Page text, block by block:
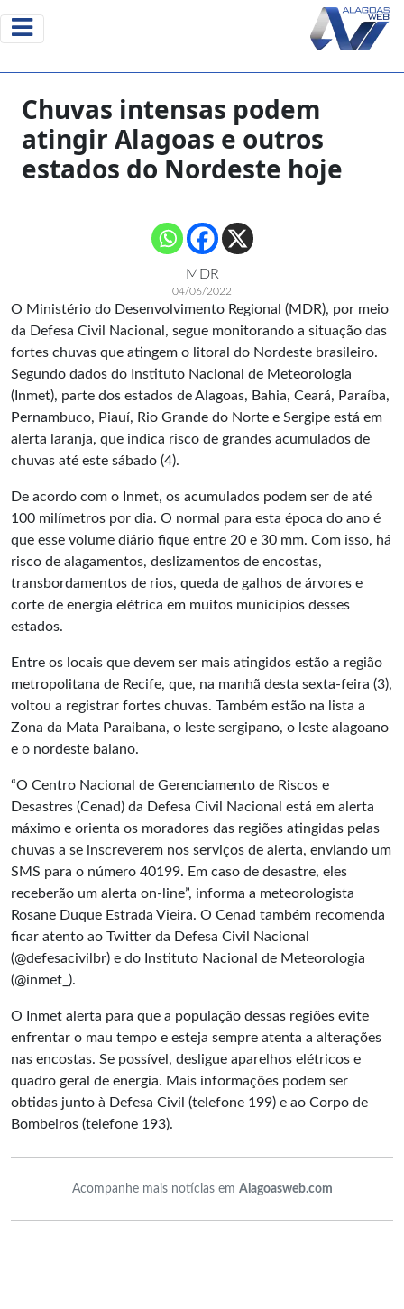
Chuvas intensas podem
atingir Alagoas e outros
estados do Nordeste hoje
MDR
04/06/2022
O Ministério do Desenvolvimento Regional (MDR), por meio
da Defesa Civil Nacional, segue monitorando a situação das
fortes chuvas que atingem o litoral do Nordeste brasileiro.
Segundo dados do Instituto Nacional de Meteorologia
(Inmet), parte dos estados de Alagoas, Bahia, Ceará, Paraíba,
Pernambuco, Piauí, Rio Grande do Norte e Sergipe está em
alerta laranja, que indica risco de grandes acumulados de
chuvas até este sábado (4).
De acordo com o Inmet, os acumulados podem ser de até
100 milímetros por dia. O normal para esta época do ano é
que esse volume diário fique entre 20 e 30 mm. Com isso, há
risco de alagamentos, deslizamentos de encostas,
transbordamentos de rios, queda de galhos de árvores e
corte de energia elétrica em muitos municípios desses
estados.
Entre os locais que devem ser mais atingidos estão a região
metropolitana de Recife, que, na manhã desta sexta-feira (3),
voltou a registrar fortes chuvas. Também estão na lista a
Zona da Mata Paraibana, o leste sergipano, o leste alagoano
e o nordeste baiano.
“O Centro Nacional de Gerenciamento de Riscos e
Desastres (Cenad) da Defesa Civil Nacional está em alerta
máximo e orienta os moradores das regiões atingidas pelas
chuvas a se inscreverem nos serviços de alerta, enviando um
SMS para o número 40199. Em caso de desastre, eles
receberão um alerta on-line”, informa a meteorologista
Rosane Duque Estrada Vieira. O Cenad também recomenda
ficar atento ao Twitter da Defesa Civil Nacional
(@defesacivilbr) e do Instituto Nacional de Meteorologia
(@inmet_).
O Inmet alerta para que a população dessas regiões evite
enfrentar o mau tempo e esteja sempre atenta a alterações
nas encostas. Se possível, desligue aparelhos elétricos e
quadro geral de energia. Mais informações podem ser
obtidas junto à Defesa Civil (telefone 199) e ao Corpo de
Bombeiros (telefone 193).
Acompanhe mais notícias em Alagoasweb.com